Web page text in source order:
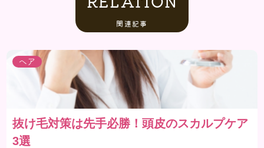
関連記事
ヘア
抜け毛対策は先手必勝！頭皮のスカルプケア
3選